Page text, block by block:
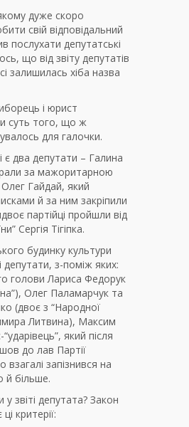
дуже скоро
свій відповідальний
послухати депутатські
що від звіту депутатів
залишилась хіба назва
і юрист
суть того, що ж
для галочки.
є два депутати – Галина
за мажоритарною
Гайдай, який
й за ним закріпили
партійці пройшли від
Сергія Тігіпка.
будинку культури
депутати, з-поміж яких:
голови Лариса Федорук
Олег Паламарчук та
(двоє з “Народної
Литвина), Максим
який після
до лав Партії
взагалі запізнився на
й більше.
звіті депутата? Закон
критерії: